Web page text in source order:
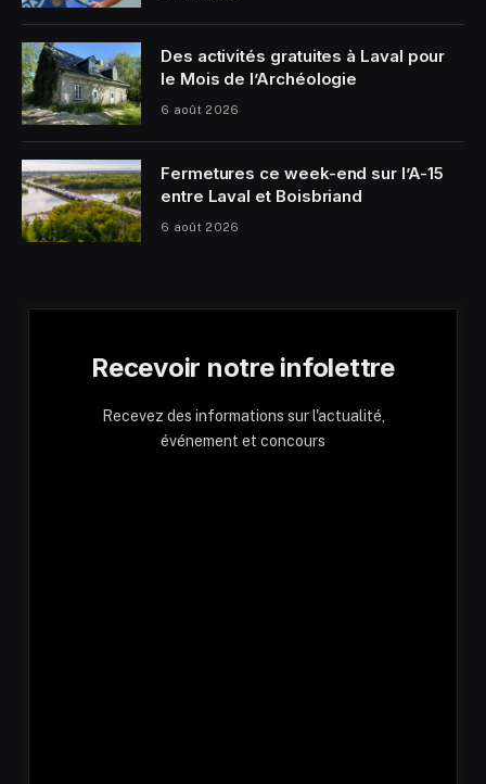
Des activités gratuites à Laval pour
le Mois de l’Archéologie
6 août 2026
Fermetures ce week-end sur l’A-15
entre Laval et Boisbriand
6 août 2026
Recevoir notre infolettre
Recevez des informations sur l'actualité,
événement et concours